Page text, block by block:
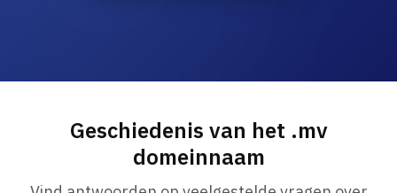
Geschiedenis van het .mv
domeinnaam